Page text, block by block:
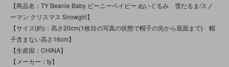
【商品名：TY Beanie Baby ビーニーベイビー ぬいぐるみ 雪だるま/スノ
ーマン クリスマス Snowgirl】
【サイズ(約)：高さ20cm(1枚目の写真の状態で帽子の先から底面まで) 帽
子含まない高さ16cm】
【生産国：CHINA】
【メーカー：ty】